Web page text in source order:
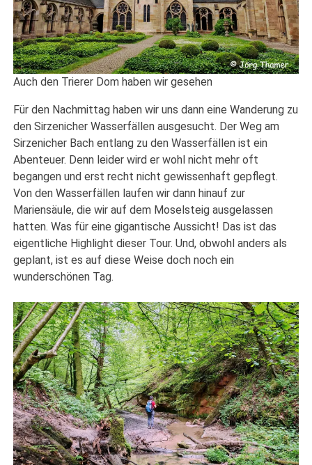
Auch den Trierer Dom haben wir gesehen
Für den Nachmittag haben wir uns dann eine Wanderung zu
den Sirzenicher Wasserfällen ausgesucht. Der Weg am
Sirzenicher Bach entlang zu den Wasserfällen ist ein
Abenteuer. Denn leider wird er wohl nicht mehr oft
begangen und erst recht nicht gewissenhaft gepflegt.
Von den Wasserfällen laufen wir dann hinauf zur
Mariensäule, die wir auf dem Moselsteig ausgelassen
hatten. Was für eine gigantische Aussicht! Das ist das
eigentliche Highlight dieser Tour. Und, obwohl anders als
geplant, ist es auf diese Weise doch noch ein
wunderschönen Tag.